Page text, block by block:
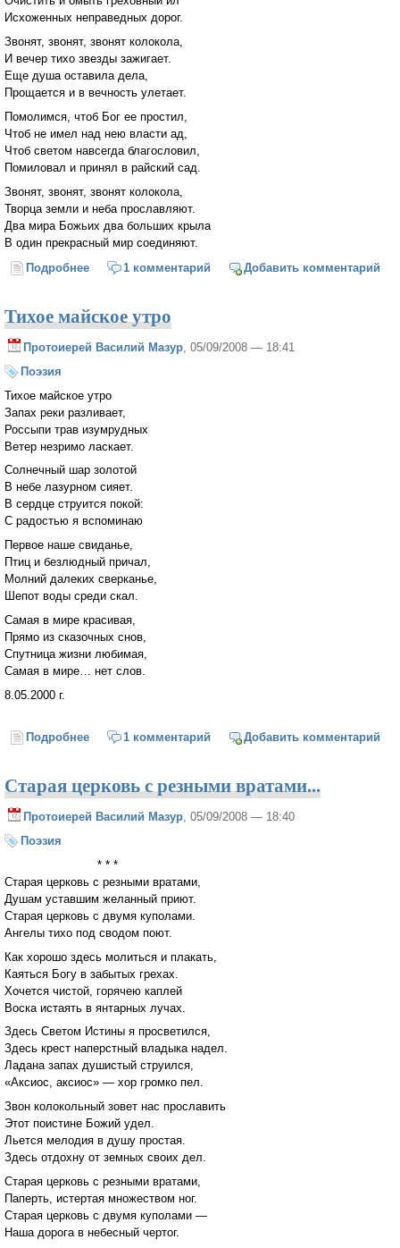
Исхоженных неправедных дорог.
Звонят, звонят, звонят колокола,
И вечер тихо звезды зажигает.
Еще душа оставила дела,
Прощается и в вечность улетает.
Помолимся, чтоб Бог ее простил,
Чтоб не имел над нею власти ад,
Чтоб светом навсегда благословил,
Помиловал и принял в райский сад.
Звонят, звонят, звонят колокола,
Творца земли и неба прославляют.
Два мира Божьих два больших крыла
В один прекрасный мир соединяют.
Подробнее о Звонят, звонят, звонят колокола...
1 комментарий Добавить комментарий
Тихое майское утро
Протоиерей Василий Мазур, 05/09/2008 — 18:41
Поэзия
Тихое майское утро
Запах реки разливает,
Россыпи трав изумрудных
Ветер незримо ласкает.
Солнечный шар золотой
В небе лазурном сияет.
В сердце струится покой:
С радостью я вспоминаю
Первое наше свиданье,
Птиц и безлюдный причал,
Молний далеких сверканье,
Шепот воды среди скал.
Самая в мире красивая,
Прямо из сказочных снов,
Спутница жизни любимая,
Самая в мире… нет слов.
8.05.2000 г.
Подробнее о Тихое майское утро
1 комментарий Добавить комментарий
Старая церковь с резными вратами...
Протоиерей Василий Мазур, 05/09/2008 — 18:40
Поэзия
* * *
Старая церковь с резными вратами,
Душам уставшим желанный приют.
Старая церковь с двумя куполами.
Ангелы тихо под сводом поют.
Как хорошо здесь молиться и плакать,
Каяться Богу в забытых грехах.
Хочется чистой, горячею каплей
Воска истаять в янтарных лучах.
Здесь Светом Истины я просветился,
Здесь крест наперстный владыка надел.
Ладана запах душистый струился,
«Аксиос, аксиос» — хор громко пел.
Звон колокольный зовет нас прославить
Этот поистине Божий удел.
Льется мелодия в душу простая.
Здесь отдохну от земных своих дел.
Старая церковь с резными вратами,
Паперть, истертая множеством ног.
Старая церковь с двумя куполами —
Наша дорога в небесный чертог.